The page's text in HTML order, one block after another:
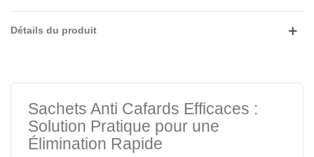
Détails du produit
Sachets Anti Cafards Efficaces :
Solution Pratique pour une
Élimination Rapide